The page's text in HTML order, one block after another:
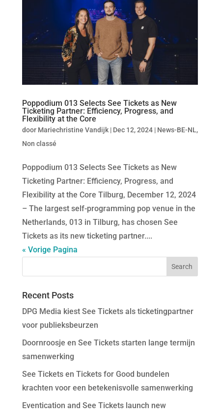
Poppodium 013 Selects See Tickets as New
Ticketing Partner: Efficiency, Progress, and
Flexibility at the Core
door Mariechristine Vandijk| Dec 12, 2024| News-BE-NL,
Non classé
Poppodium 013 Selects See Tickets as New
Ticketing Partner: Efficiency, Progress, and
Flexibility at the Core Tilburg, December 12, 2024
– The largest self-programming pop venue in the
Netherlands, 013 in Tilburg, has chosen See
Tickets as its new ticketing partner....
« Vorige Pagina
Recent Posts
DPG Media kiest See Tickets als ticketingpartner
voor publieksbeurzen
Doornroosje en See Tickets starten lange termijn
samenwerking
See Tickets en Tickets for Good bundelen
krachten voor een betekenisvolle samenwerking
Eventication and See Tickets launch new